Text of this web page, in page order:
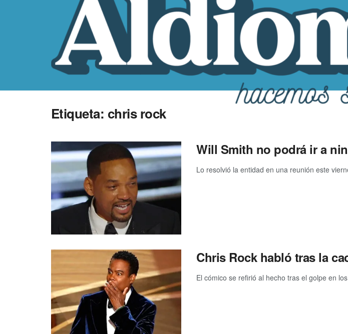
Etiqueta: chris rock
Will Smith no podrá ir a
Lo resolvió la entidad en una reunión este
Chris Rock habló tras la
El cómico se refirió al hecho tras el golpe en